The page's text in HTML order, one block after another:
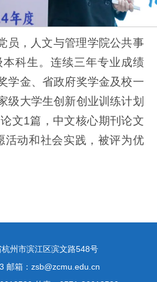
员，人文与管理学院公共事
科生。连续三年专业成绩
学金、省政府奖学金及校一
级大学生创新创业训练计划
文1篇，中文核心期刊论文
活动和社会实践，被评为优
州市滨江区滨文路548号
邮箱：zsb@zcmu.edu.cn